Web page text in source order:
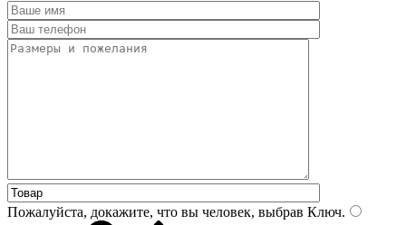
Пожалуйста, докажите, что вы человек, выбрав Ключ.